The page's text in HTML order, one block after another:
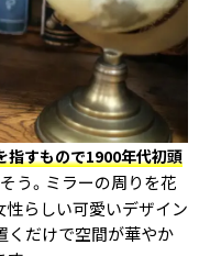
指すもので1900年代初頭
う。ミラーの周りを花
性らしい可愛いデザイン
くだけで空間が華やか